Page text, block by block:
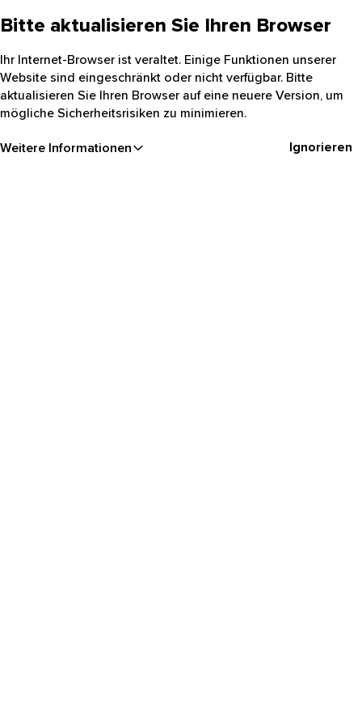
Bitte aktualisieren Sie Ihren Browser
Ihr Internet-Browser ist veraltet. Einige Funktionen unserer
Website sind eingeschränkt oder nicht verfügbar. Bitte
aktualisieren Sie Ihren Browser auf eine neuere Version, um
mögliche Sicherheitsrisiken zu minimieren.
Weitere Informationen Ignorieren